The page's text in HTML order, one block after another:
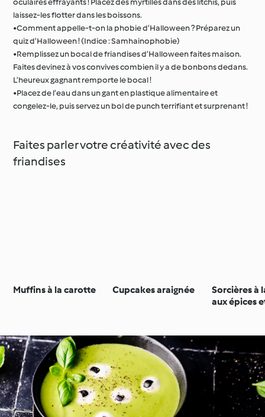
oculaires effrayants ! Placez des myrtilles dans des litchis, puis
laissez-les flotter dans les boissons.
•Comment appelle-t-on la phobie d’Halloween ? Préparez un
quiz d’Halloween ! (Indice : Samhainophobie)
•Remplissez un bocal de friandises d’Halloween faites maison.
Faites devinez à vos convives combien il y a de bonbons dedans.
L’heureux gagnant remporte le bocal !
•Placez de l’eau dans un gant en plastique alimentaire et
congelez-le, puis servez un bol de punch terrifiant et surprenant !
Faites parler votre créativité avec des
friandises
Muffins à la carotte Cupcakes araignée
Sorcières à
aux épices